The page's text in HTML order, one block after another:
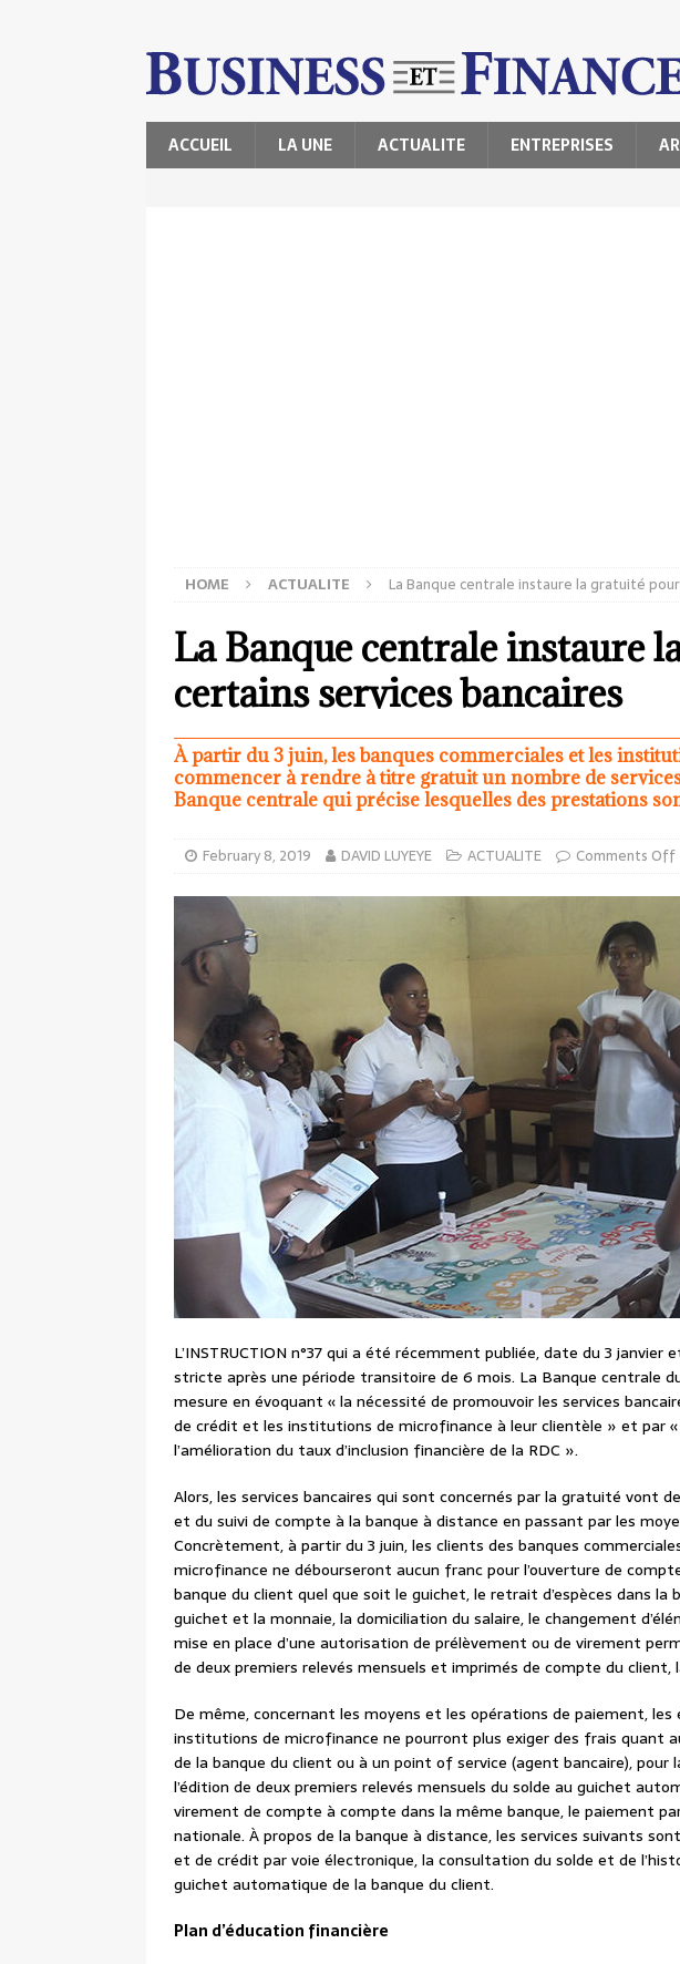
ACCUEIL LA UNE ACTUALITE ENTREPRISES
HOME ACTUALITE La Banque centrale instaure la gratuité
La Banque centrale instaure
certains services bancaires
À partir du 3 juin, les banques commerciales et les
commencer à rendre à titre gratuit un nombre de
Banque centrale qui précise lesquelles des prestations
February 8, 2019 DAVID LUYEYE ACTUALITE Comments Off
L’INSTRUCTION n°37 qui a été récemment publiée, date du 3 janvier
stricte après une période transitoire de 6 mois. La Banque centrale
mesure en évoquant « la nécessité de promouvoir les services
de crédit et les institutions de microfinance à leur clientèle » et par
l’amélioration du taux d’inclusion financière de la RDC ».
Alors, les services bancaires qui sont concernés par la gratuité vont
et du suivi de compte à la banque à distance en passant par les
Concrètement, à partir du 3 juin, les clients des banques
microfinance ne débourseront aucun franc pour l’ouverture de
banque du client quel que soit le guichet, le retrait d’espèces dans la
guichet et la monnaie, la domiciliation du salaire, le changement
mise en place d’une autorisation de prélèvement ou de virement
de deux premiers relevés mensuels et imprimés de compte du client,
De même, concernant les moyens et les opérations de paiement,
institutions de microfinance ne pourront plus exiger des frais quant
de la banque du client ou à un point of service (agent bancaire),
l’édition de deux premiers relevés mensuels du solde au guichet
virement de compte à compte dans la même banque, le paiement
nationale. À propos de la banque à distance, les services suivants
et de crédit par voie électronique, la consultation du solde et de
guichet automatique de la banque du client.
Plan d’éducation financière